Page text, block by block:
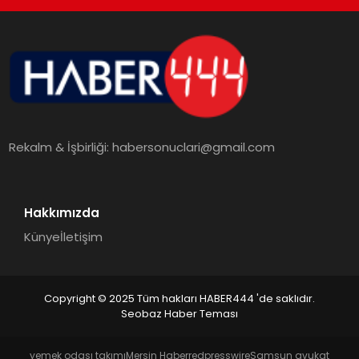
MAGAZIN
EGITIM
YAŞAM
Rekalm & İşbirliği:habersonuclari@gmail.com
Hakkımızda
Künyeİletişim
Copyright © 2025 Tüm hakları HABER444 'de saklıdır.
Seobaz Haber Teması
yemek odası takımıMersin HaberredpresswireSamsun avukat